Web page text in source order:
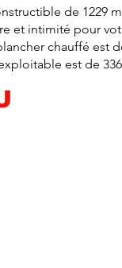
de 1229
et intimité pour
chauffé est
est de